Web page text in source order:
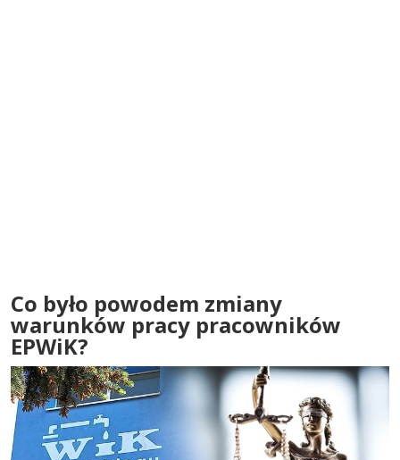
Co było powodem zmiany
warunków pracy pracowników
EPWiK?